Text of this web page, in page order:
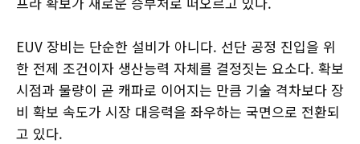
EUV 장비는 단순한 설비가 아니다. 선단 공정 진입을 위
한 전제 조건이자 생산능력 자체를 결정짓는 요소다. 확보
시점과 물량이 곧 캐파로 이어지는 만큼 기술 격차보다 장
비 확보 속도가 시장 대응력을 좌우하는 국면으로 전환되
고 있다.